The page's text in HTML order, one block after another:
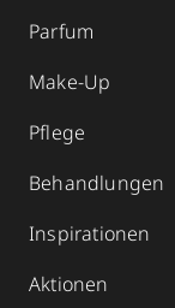
Parfum
Make-Up
Pflege
Behandlungen
Inspirationen
Aktionen